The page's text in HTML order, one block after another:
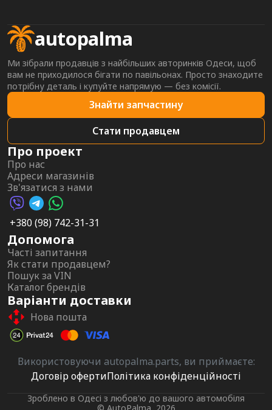
autopalma
Ми зібрали продавців з найбільших авторинків Одеси, щоб
вам не приходилося бігати по павільонах. Просто знаходите
потрібну деталь і купуйте напрямую — без комісії.
Знайти запчастину
Стати продавцем
Про проект
Про нас
Адреси магазинів
Зв'язатися з нами
Viber AutoPalma
Telegram AutoPalma
WhatsApp AutoPalma
+380 (98) 742-31-31
Допомога
Часті запитання
Як стати продавцем?
Пошук за VIN
Каталог брендів
Варіанти доставки
Нова пошта
Використовуючи autopalma.parts, ви приймаєте:
Договір офертиПолітика конфіденційності
Зроблено в Одесі з любов'ю до вашого автомобіля